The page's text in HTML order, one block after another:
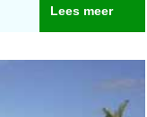
Lees meer